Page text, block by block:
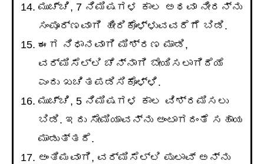
ಮುಚ್ಚಿ, 7 ನಿಮಿಷಗಳ ಕಾಲ ಅಥವಾ ನೀರನ್ನು
ಸಂಪೂರ್ಣವಾಗಿ ಹೀರಿಕೊಳ್ಳುವವರೆಗೆ ಬಿಡಿ.
ಈಗ ನಿಧಾನವಾಗಿ ಮಿಶ್ರಣ ಮಾಡಿ,
ವರ್ಮಿಸೆಲ್ಲಿ ಚೆನ್ನಾಗಿ ಬೇಯಿಸಲಾಗಿದೆಯೆ
ಎಂದು ಖಚಿತಪಡಿಸಿಕೊಳ್ಳಿ.
ಮುಚ್ಚಿ, 5 ನಿಮಿಷಗಳ ಕಾಲ ವಿಶ್ರಮಿಸಲು
ಬಿಡಿ. ಇದು ಸೇಮಿಯಾವನ್ನು ಅಂಟಾಗದಂತೆ ಸಹಾಯ
ಮಾಡುತ್ತದೆ.
ಅಂತಿಮವಾಗಿ, ವರ್ಮಿಸೆಲ್ಲಿ ಪುಲಾವ್ ಅನ್ನು